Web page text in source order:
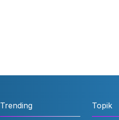
Trending Topik